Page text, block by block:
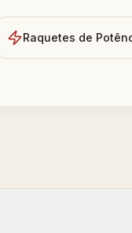
Raquetes de